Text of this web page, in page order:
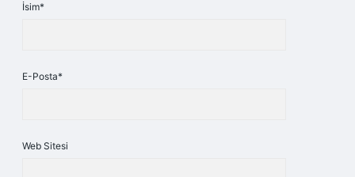
İsim*
E-Posta*
Web Sitesi